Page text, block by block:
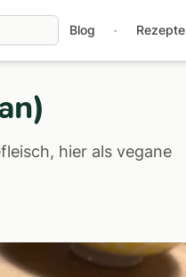
Blog · Rezepte
hier als vegane